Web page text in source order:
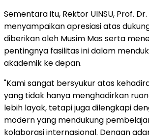
Sementara itu, Rektor UINSU, Prof.
menyampaikan apresiasi atas
diberikan oleh Musim Mas serta
pentingnya fasilitas ini dalam
akademik ke depan.
"Kami sangat bersyukur atas
yang tidak hanya menghadirkan
lebih layak, tetapi juga dilengkapi
modern yang mendukung
kolaborasi internasional. Dengan